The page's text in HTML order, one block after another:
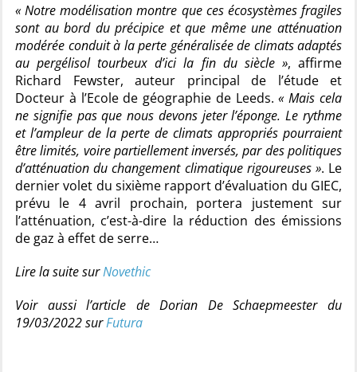
« Notre modélisation montre que ces écosystèmes fragiles
sont au bord du précipice et que même une atténuation
modérée conduit à la perte généralisée de climats adaptés
au pergélisol tourbeux d’ici la fin du siècle », affirme
Richard Fewster, auteur principal de l’étude et
Docteur à l’Ecole de géographie de Leeds.« Mais cela
ne signifie pas que nous devons jeter l’éponge. Le rythme
et l’ampleur de la perte de climats appropriés pourraient
être limités, voire partiellement inversés, par des politiques
d’atténuation du changement climatique rigoureuses ». Le
dernier volet du sixième rapport d’évaluation du GIEC,
prévu le 4 avril prochain, portera justement sur
l’atténuation, c’est-à-dire la réduction des émissions
de gaz à effet de serre…
Lire la suite surNovethic
Voir aussi l’article de Dorian De Schaepmeester du
19/03/2022 surFutura